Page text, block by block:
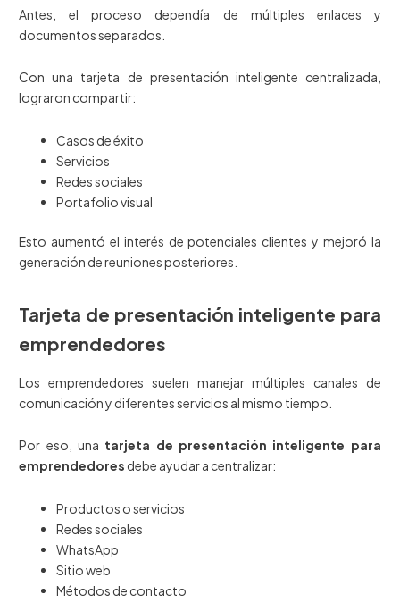
Antes, el proceso dependía de múltiples enlaces y
documentos separados.
Con una tarjeta de presentación inteligente centralizada,
lograron compartir:
Casos de éxito
Servicios
Redes sociales
Portafolio visual
Esto aumentó el interés de potenciales clientes y mejoró la
generación de reuniones posteriores.
Tarjeta de presentación inteligente para
emprendedores
Los emprendedores suelen manejar múltiples canales de
comunicación y diferentes servicios al mismo tiempo.
Por eso, una tarjeta de presentación inteligente para
emprendedores debe ayudar a centralizar:
Productos o servicios
Redes sociales
WhatsApp
Sitio web
Métodos de contacto